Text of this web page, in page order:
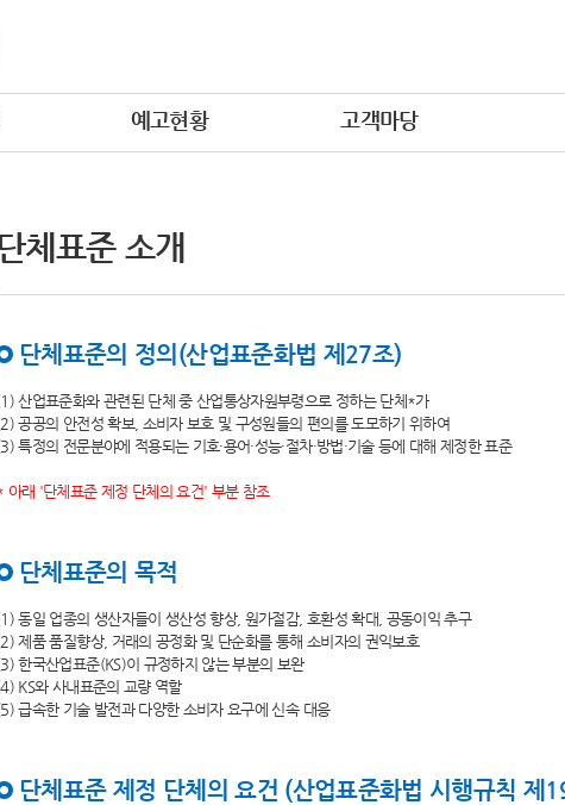
예고현황 고객마당
체표준 소개
단체표준의 정의(산업표준화법 제27조)
산업표준화와 관련된 단체 중 산업통상자원부령으로 정하는 단체*가
공공의 안전성 확보, 소비자 보호 및 구성원들의 편의를 도모하기 위하여
특정의 전문분야에 적용되는 기호·용어·성능·절차·방법·기술 등에 대해 제정한 표준
아래 '단체표준 제정 단체의 요건' 부분 참조
단체표준의 목적
동일 업종의 생산자들이 생산성 향상, 원가절감, 호환성 확대, 공동이익 추구
제품 품질향상, 거래의 공정화 및 단순화를 통해 소비자의 권익보호
한국산업표준(KS)이 규정하지 않는 부분의 보완
KS와 사내표준의 교량 역할
급속한 기술 발전과 다양한 소비자 요구에 신속 대응
단체표준 제정 단체의 요건 (산업표준화법 시행규칙 제